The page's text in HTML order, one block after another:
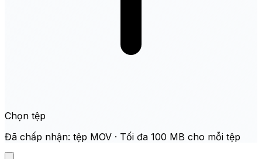
Chọn tệp
Đã chấp nhận: tệp MOV · Tối đa 100 MB cho mỗi tệp